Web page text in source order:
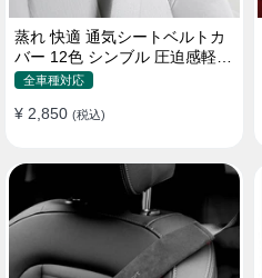
蒸れ 快適 通気シートベルトカ
バー 12色 シンブル 圧迫感軽減
保護 肩当てパッド
全車種対応
¥ 2,850 (税込)